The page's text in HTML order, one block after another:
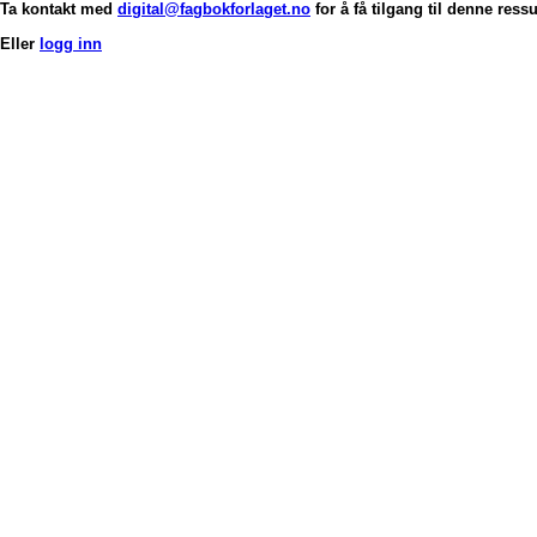
Ta kontakt med digital@fagbokforlaget.no for å få tilgang til denne
Eller logg inn